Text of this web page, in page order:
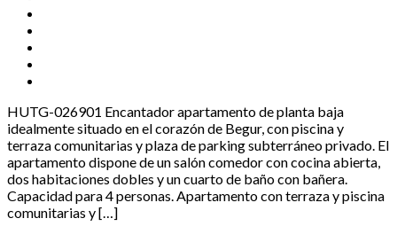
HUTG-026901 Encantador apartamento de planta baja
idealmente situado en el corazón de Begur, con piscina y
terraza comunitarias y plaza de parking subterráneo privado. El
apartamento dispone de un salón comedor con cocina abierta,
dos habitaciones dobles y un cuarto de baño con bañera.
Capacidad para 4 personas. Apartamento con terraza y piscina
comunitarias y […]